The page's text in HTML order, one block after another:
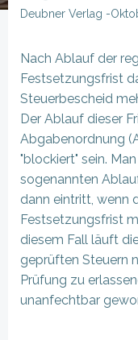
Deubner Verlag -
Nach Ablauf der
Festsetzungsfrist
Steuerbescheid
Der Ablauf dieser
Abgabenordnung
"blockiert" sein.
sogenannten
dann eintritt, wenn
Festsetzungsfrist
diesem Fall läuft
geprüften Steuern
Prüfung zu
unanfechtbar